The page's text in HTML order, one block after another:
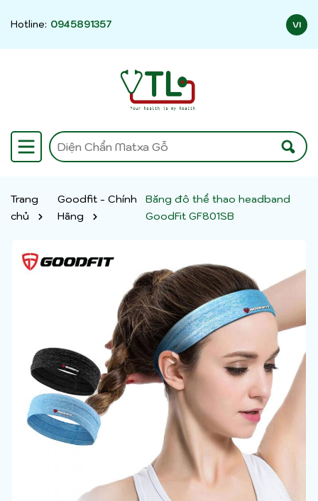
Hotline: 0945891357 VI
Trang
chủ
Goodfit - Chính
Hãng
Băng đô thể thao headband
GoodFit GF801SB